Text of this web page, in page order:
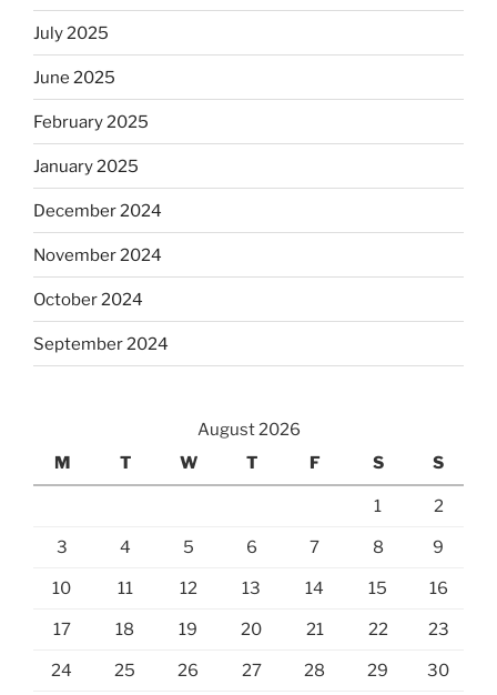
July 2025
June 2025
February 2025
January 2025
December 2024
November 2024
October 2024
September 2024
August 2026
M
T W T F S S
1 2
3 4 5 6 7 8 9
10 11 12 13 14 15 16
17 18 19 20 21 22 23
24 25 26 27 28 29 30